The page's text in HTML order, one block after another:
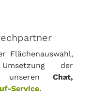
Flächenauswahl,
der
unseren Chat,
Service.